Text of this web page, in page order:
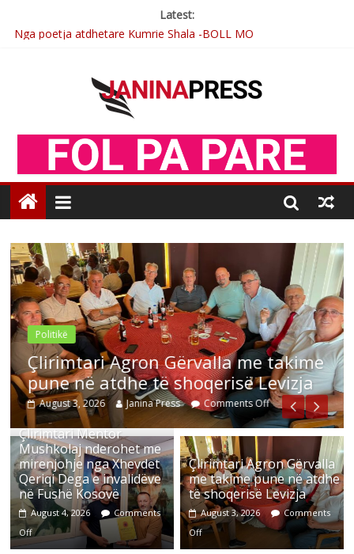
Latest:
Nga poetja atdhetare Kumrie Shala -BOLL MO
Çlirimtari Mentor Mushkolaj nderohet me mirenjohje nga
Xhevdet Qeriqi Dega e invalidëve në Fushë Kosovë
Postim me vlera nga artistja e mirëfilltë Mimoza Gjoni
Politikë
Çlirimtari Agron Gërvalla me takime
pune në atdhe të shoqerisë Levizja
August 3, 2026 Janina Press Comments Off
Çlirimtari Mentor
Mushkolaj nderohet me
mirenjohje nga Xhevdet
Qeriqi Dega e invalidëve
në Fushë Kosovë
August 4, 2026
Comments
Off
Çlirimtari Agron Gërvalla
me takime pune në atdhe
të shoqerisë Levizja
August 3, 2026
Comments
Off